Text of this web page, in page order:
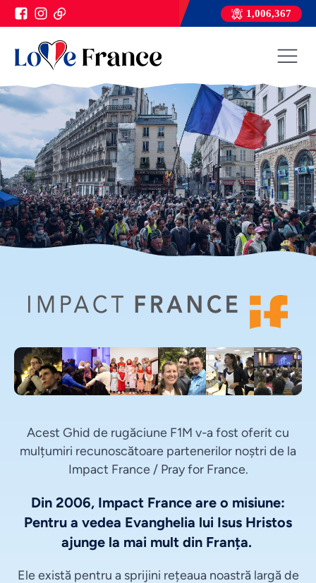
1,006,367
Acest Ghid de rugăciune F1M v-a fost oferit cu
mulțumiri recunoscătoare partenerilor noștri de la
Impact France / Pray for France.
Din 2006, Impact France are o misiune:
Pentru a vedea Evanghelia lui Isus Hristos
ajunge la mai mult din Franța.
Ele există pentru a sprijini rețeaua noastră largă de